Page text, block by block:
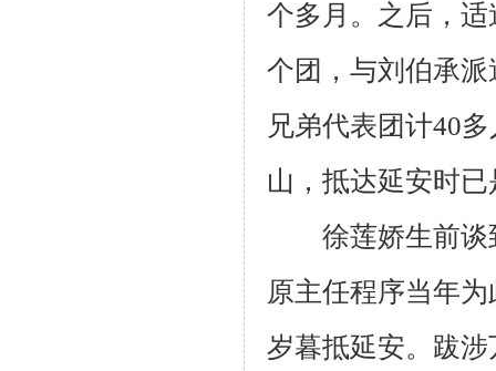
个多月。之后，
个团，与刘伯承
兄弟代表团计40
山，抵达延安时已
徐莲娇生前谈
原主任程序当年
岁暮抵延安。跋